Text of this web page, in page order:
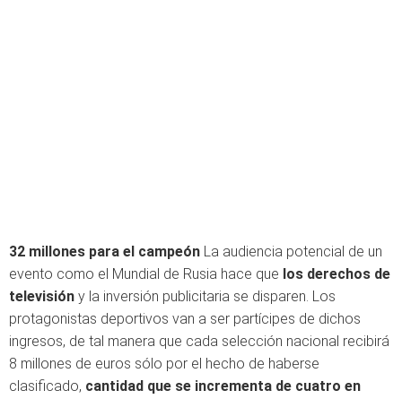
32 millones para el campeón La audiencia potencial de un
evento como el Mundial de Rusia hace que los derechos de
televisión y la inversión publicitaria se disparen. Los
protagonistas deportivos van a ser partícipes de dichos
ingresos, de tal manera que cada selección nacional recibirá
8 millones de euros sólo por el hecho de haberse
clasificado, cantidad que se incrementa de cuatro en